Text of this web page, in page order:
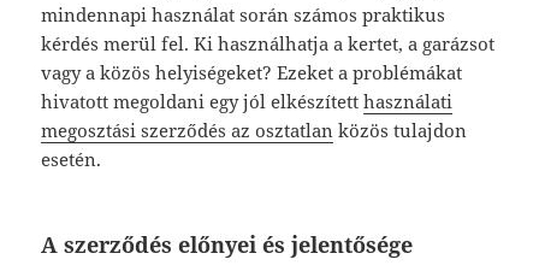
mindennapi használat során számos praktikus
kérdés merül fel. Ki használhatja a kertet, a garázsot
vagy a közös helyiségeket? Ezeket a problémákat
hivatott megoldani egy jól elkészítetthasználati
megosztási szerződés az osztatlan közös tulajdon
esetén.
A szerződés előnyei és jelentősége